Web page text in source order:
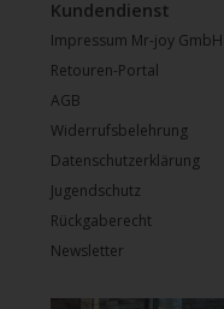
Kundendienst
Impressum Mr-joy GmbH
Retouren-Portal
AGB
Widerrufsbelehrung
Datenschutzerklärung
Jugendschutz
Rückgaberecht
Newsletter